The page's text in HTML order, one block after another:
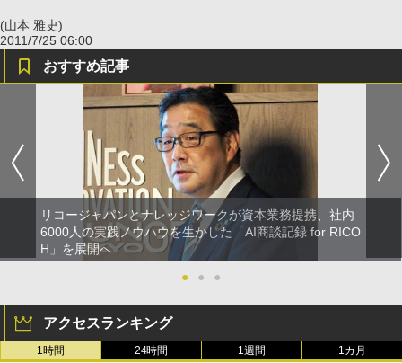
(山本 雅史)
2011/7/25 06:00
おすすめ記事
リコージャパンとナレッジワークが資本業務提携、社内
6000人の実践ノウハウを生かした「AI商談記録 for RICO
H」を展開へ
●
● ●
アクセスランキング
1時間 24時間 1週間 1カ月